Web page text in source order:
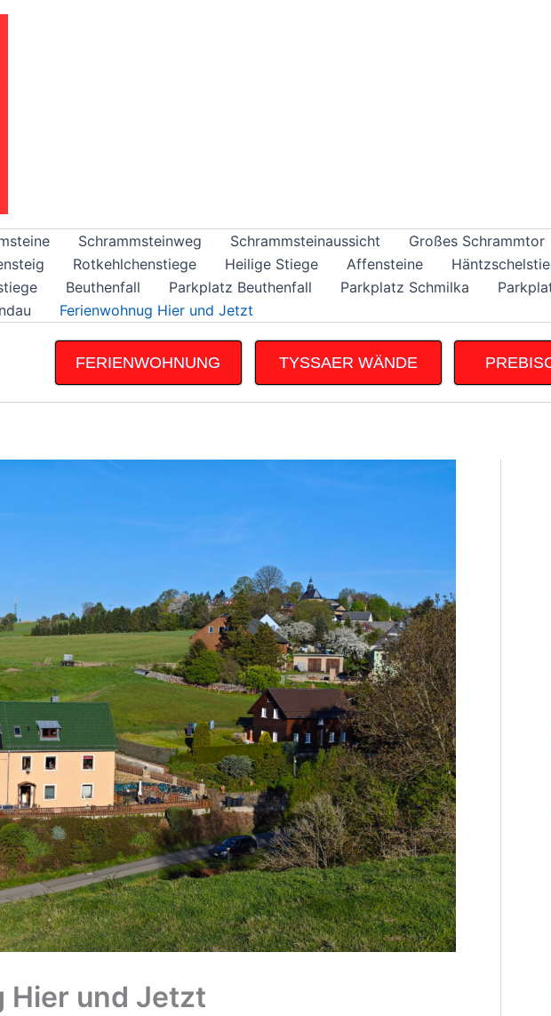
Schrammsteinweg Schrammsteinaussicht Großes Schrammtor
Rotkehlchenstiege Heilige Stiege Affensteine
Beuthenfall Parkplatz Beuthenfall Parkplatz Schmilka
Ferienwohnug Hier und Jetzt
FERIENWOHNUNG TYSSAER WÄNDE
Hier und Jetzt